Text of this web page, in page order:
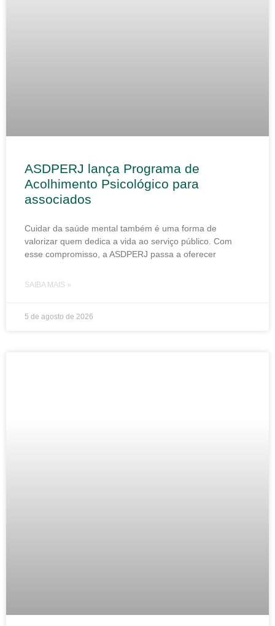
ASDPERJ lança Programa de
Acolhimento Psicológico para
associados
Cuidar da saúde mental também é uma forma de
valorizar quem dedica a vida ao serviço público. Com
esse compromisso, a ASDPERJ passa a oferecer
SAIBA MAIS »
5 de agosto de 2026